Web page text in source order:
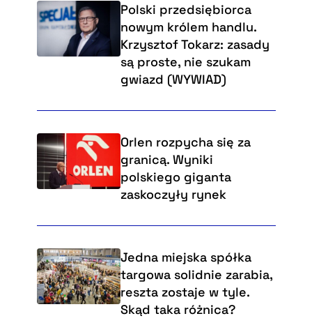
Polski przedsiębiorca
nowym królem handlu.
Krzysztof Tokarz: zasady
są proste, nie szukam
gwiazd (WYWIAD)
Orlen rozpycha się za
granicą. Wyniki
polskiego giganta
zaskoczyły rynek
Jedna miejska spółka
targowa solidnie zarabia,
reszta zostaje w tyle.
Skąd taka różnica?